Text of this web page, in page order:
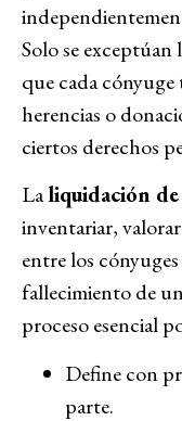
Solo se exceptúan
que cada
herencias o
ciertos derechos
Laliquidación
inventariar,
entre los
fallecimiento de
proceso esencial
Define con
parte.